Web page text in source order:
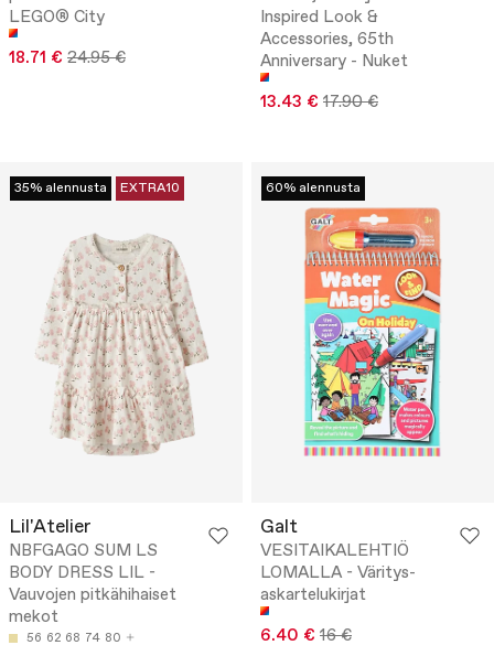
LEGO® City
18.71 € 24.95 €
Inspired Look &
Accessories, 65th
Anniversary - Nuket
13.43 € 17.90 €
35% alennusta EXTRA10
Lil'Atelier
NBFGAGO SUM LS
BODY DRESS LIL -
Vauvojen pitkähihaiset
mekot
56 62 68 74 80
60% alennusta
Galt
VESITAIKALEHTIÖ
LOMALLA - Väritys-
askartelukirjat
6.40 € 16 €